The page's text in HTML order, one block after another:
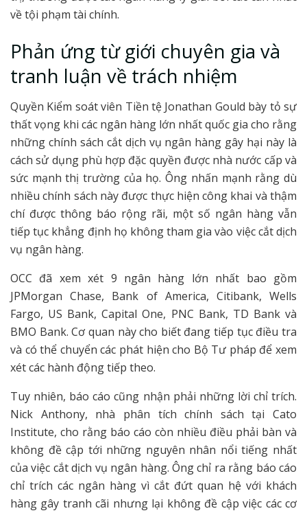
về tội phạm tài chính.
Phản ứng từ giới chuyên gia và
tranh luận về trách nhiệm
Quyền Kiểm soát viên Tiền tệ Jonathan Gould bày tỏ sự
thất vọng khi các ngân hàng lớn nhất quốc gia cho rằng
những chính sách cắt dịch vụ ngân hàng gây hại này là
cách sử dụng phù hợp đặc quyền được nhà nước cấp và
sức mạnh thị trường của họ. Ông nhấn mạnh rằng dù
nhiều chính sách này được thực hiện công khai và thậm
chí được thông báo rộng rãi, một số ngân hàng vẫn
tiếp tục khẳng định họ không tham gia vào việc cắt dịch
vụ ngân hàng.
OCC đã xem xét 9 ngân hàng lớn nhất bao gồm
JPMorgan Chase, Bank of America, Citibank, Wells
Fargo, US Bank, Capital One, PNC Bank, TD Bank và
BMO Bank. Cơ quan này cho biết đang tiếp tục điều tra
và có thể chuyển các phát hiện cho Bộ Tư pháp để xem
xét các hành động tiếp theo.
Tuy nhiên, báo cáo cũng nhận phải những lời chỉ trích.
Nick Anthony, nhà phân tích chính sách tại Cato
Institute, cho rằng báo cáo còn nhiều điều phải bàn và
không đề cập tới những nguyên nhân nổi tiếng nhất
của việc cắt dịch vụ ngân hàng. Ông chỉ ra rằng báo cáo
chỉ trích các ngân hàng vì cắt đứt quan hệ với khách
hàng gây tranh cãi nhưng lại không đề cập việc các cơ